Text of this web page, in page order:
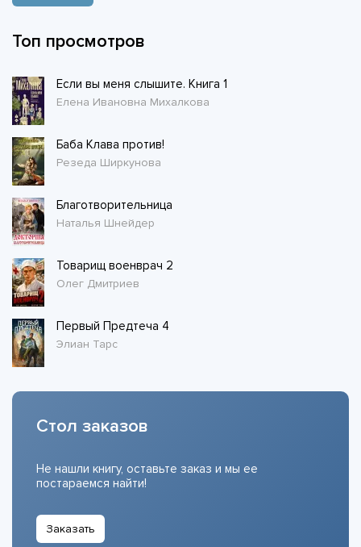
Топ просмотров
Если вы меня слышите. Книга 1
Елена Ивановна Михалкова
Баба Клава против!
Резеда Ширкунова
Благотворительница
Наталья Шнейдер
Товарищ военврач 2
Олег Дмитриев
Первый Предтеча 4
Элиан Тарс
Стол заказов
Не нашли книгу, оставьте заказ и мы ее
постараемся найти!
Заказать